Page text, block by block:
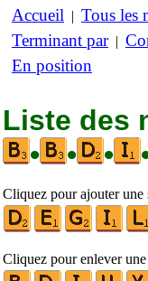
Accueil | Tous les
Terminant par|
En position
Liste des
•
• •
Cliquez pour ajouter une
Cliquez pour enlever